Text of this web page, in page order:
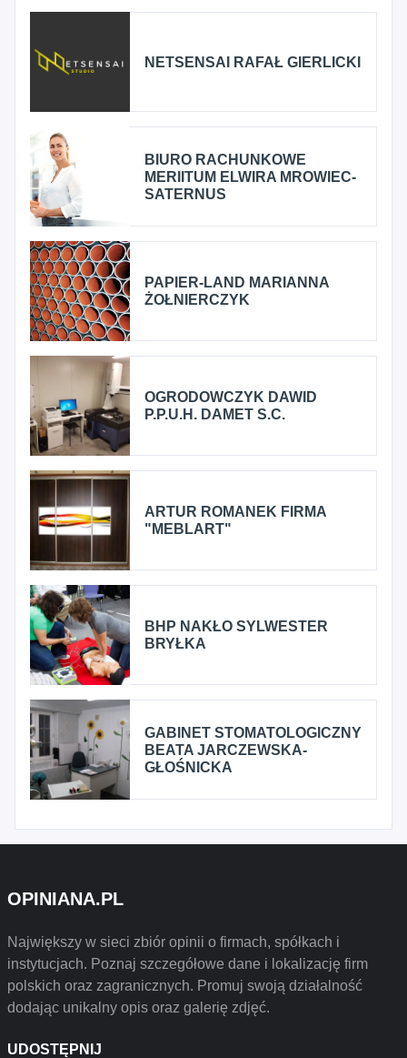
NETSENSAI RAFAŁ GIERLICKI
BIURO RACHUNKOWE
MERIITUM ELWIRA MROWIEC-
SATERNUS
PAPIER-LAND MARIANNA
ŻOŁNIERCZYK
OGRODOWCZYK DAWID
P.P.U.H. DAMET S.C.
ARTUR ROMANEK FIRMA
"MEBLART"
BHP NAKŁO SYLWESTER
BRYŁKA
GABINET STOMATOLOGICZNY
BEATA JARCZEWSKA-
GŁOŚNICKA
OPINIANA.PL
Największy w sieci zbiór opinii o firmach, spółkach i
instytucjach. Poznaj szczegółowe dane i lokalizację firm
polskich oraz zagranicznych. Promuj swoją działalność
dodając unikalny opis oraz galerię zdjęć.
UDOSTĘPNIJ